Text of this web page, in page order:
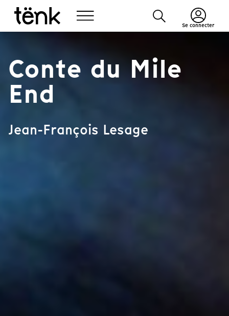
Se connecter
Conte du Mile
End
Jean-François Lesage